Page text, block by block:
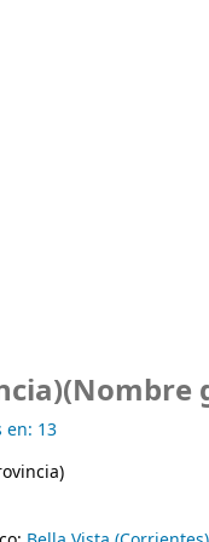
en: 13